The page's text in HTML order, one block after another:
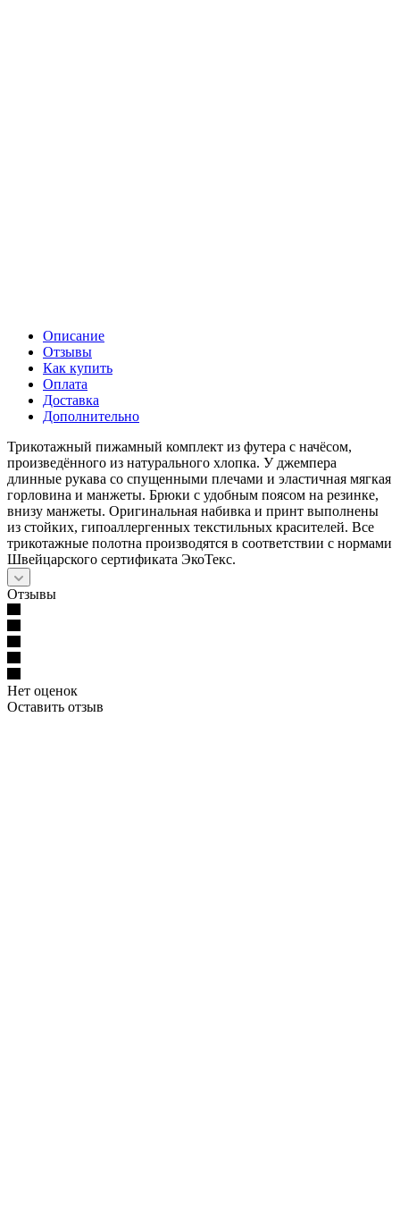
Описание
Отзывы
Как купить
Оплата
Доставка
Дополнительно
Трикотажный пижамный комплект из футера с начёсом,
произведённого из натурального хлопка. У джемпера
длинные рукава со спущенными плечами и эластичная мягкая
горловина и манжеты. Брюки с удобным поясом на резинке,
внизу манжеты. Оригинальная набивка и принт выполнены
из стойких, гипоаллергенных текстильных красителей. Все
трикотажные полотна производятся в соответствии с нормами
Швейцарского сертификата ЭкоТекс.
Отзывы
Нет оценок
Оставить отзыв